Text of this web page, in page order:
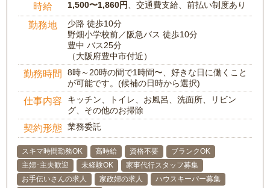
時給 1,500〜1,860円 、交通費支給、前払い制度あり
勤務地
少路 徒歩10分
野畑小学校前／阪急バス 徒歩10分
豊中 バス25分
（大阪府豊中市付近）
勤務時間
8時～20時の間で1時間〜、好きな日に働くこと
が可能です。(候補の日時から選択)
仕事内容
キッチン、トイレ、お風呂、洗面所、リビン
グ、その他のお掃除
契約形態 業務委託
スキマ時間勤務OK 高時給 資格不要
ブランクOK
主婦･主夫歓迎
未経験OK
家事代行スタッフ募集
お手伝いさんの求人
家政婦の求人
ハウスキーパー募集